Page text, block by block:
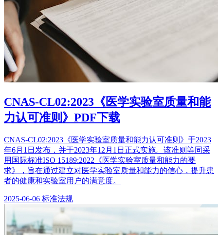
CNAS-CL02:2023《医学实验室质量和能
力认可准则》PDF下载
CNAS-CL02:2023《医学实验室质量和能力认可准则》于2023
年6月1日发布，并于2023年12月1日正式实施。该准则等同采
用国际标准ISO 15189:2022《医学实验室质量和能力的要
求》，旨在通过建立对医学实验室质量和能力的信心，提升患
者的健康和实验室用户的满意度。
2025-06-06 标准法规